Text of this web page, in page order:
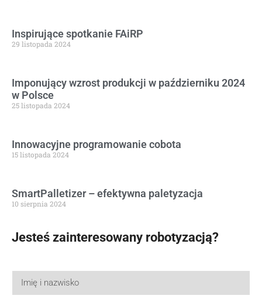
Inspirujące spotkanie FAiRP
29 listopada 2024
Imponujący wzrost produkcji w październiku 2024
w Polsce
25 listopada 2024
Innowacyjne programowanie cobota
15 listopada 2024
SmartPalletizer – efektywna paletyzacja
10 sierpnia 2024
Jesteś zainteresowany robotyzacją?